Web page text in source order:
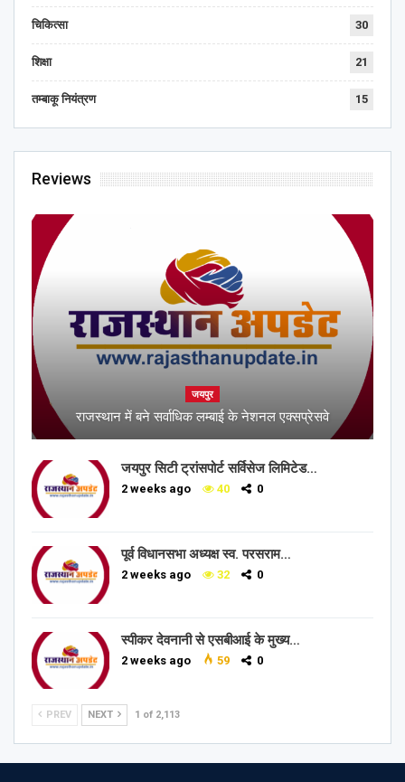
चिकित्सा 30
शिक्षा 21
तम्बाकू नियंत्रण 15
Reviews
जयपुर
राजस्थान में बने सर्वाधिक लम्बाई के नेशनल एक्सप्रेसवे
जयपुर सिटी ट्रांसपोर्ट सर्विसेज लिमिटेड…
2 weeks ago 40 0
पूर्व विधानसभा अध्यक्ष स्व. परसराम…
2 weeks ago 32 0
स्पीकर देवनानी से एसबीआई के मुख्य…
2 weeks ago 59 0
PREV NEXT 1 of 2,113